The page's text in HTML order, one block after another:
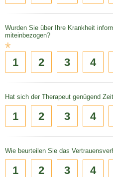
Wurden Sie über Ihre Krankheit
miteinbezogen?
*
1 2 3 4
Hat sich der Therapeut genügend
1 2 3 4
Wie beurteilen Sie das
1 2 3 4